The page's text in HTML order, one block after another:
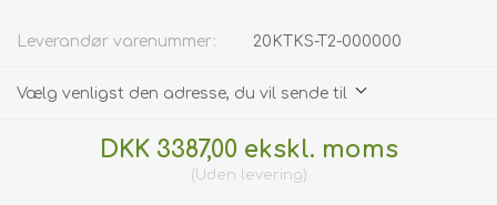
Leverandør varenummer: 20KTKS-T2-000000
Vælg venligst den adresse, du vil sende til
DKK 3387,00 ekskl. moms
Uden levering